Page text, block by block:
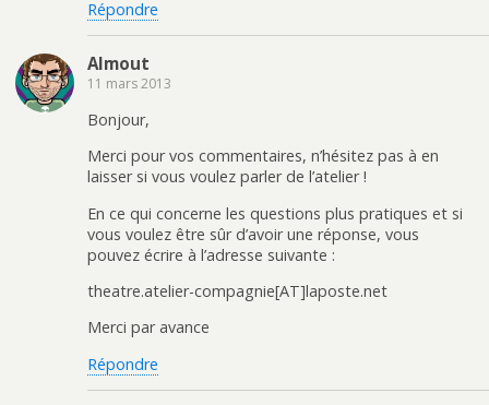
Répondre
Almout
11 mars 2013
Bonjour,
Merci pour vos commentaires, n’hésitez pas à en
laisser si vous voulez parler de l’atelier !
En ce qui concerne les questions plus pratiques et si
vous voulez être sûr d’avoir une réponse, vous
pouvez écrire à l’adresse suivante :
theatre.atelier-compagnie[AT]laposte.net
Merci par avance
Répondre